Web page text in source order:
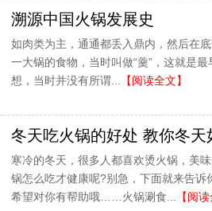
溯源中国火锅发展史
如肉类为主，通通都丢入鼎内，然后在
一大锅的食物，当时叫做“羹”，这就是
想，当时并没有所谓...
【阅读全文】
冬天吃火锅的好处 教你冬天
寒冷的冬天，很多人都喜欢烫火锅，美
锅怎么吃才健康呢?别急，下面就来告诉
希望对你有帮助哦……火锅涮食...
【阅